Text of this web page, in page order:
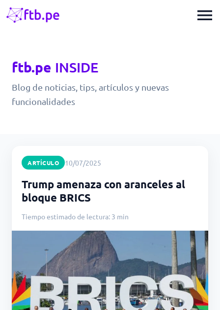
menu
ftb.pe INSIDE
Blog de noticias, tips, artículos y nuevas
funcionalidades
ARTÍCULO 10/07/2025
Trump amenaza con aranceles al
bloque BRICS
Tiempo estimado de lectura: 3 min